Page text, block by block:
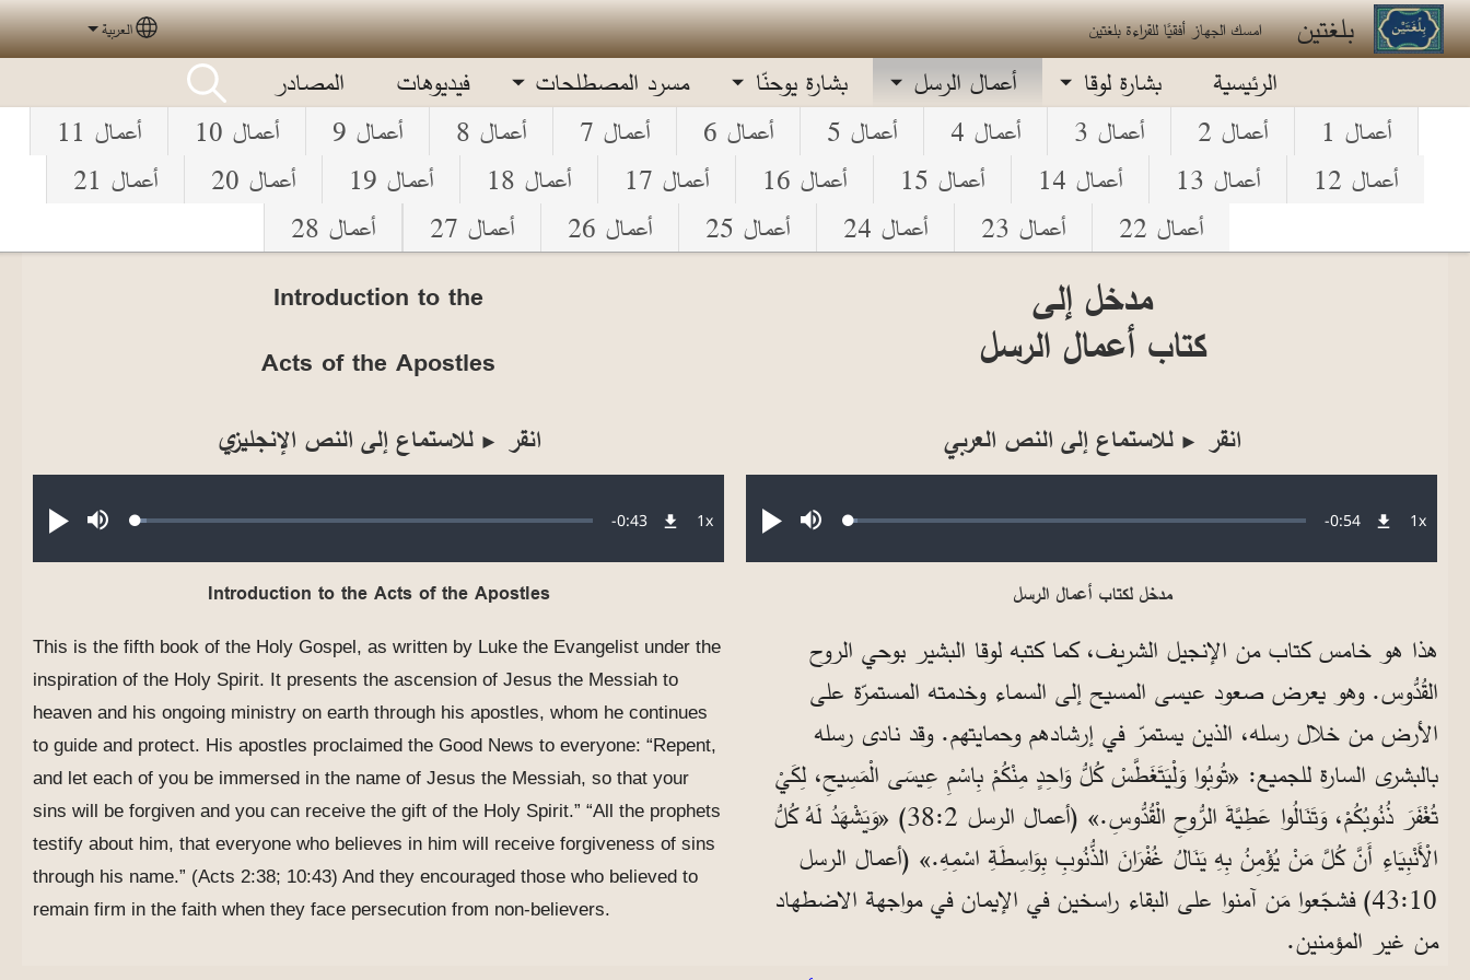
تجاوز إلى المحتوى الرئيسي
بلغتين امسك الجهاز أفقيًا للقراءة بلغتين your language
العربية
الرئيسية بشارة لوقا
أعمال الرسل
أعمال 1
أعمال 2 أعمال 3 أعمال 4 أعمال 5 أعمال 6 أعمال 7 أعمال 8 أعمال 9 أعمال 10
أعمال 11
أعمال 12
أعمال 13 أعمال 14 أعمال 15 أعمال 16 أعمال 17 أعمال 18 أعمال 19 أعمال 20
أعمال 21
أعمال 22
أعمال 23 أعمال 24 أعمال 25 أعمال 26 أعمال 27 أعمال 28
بشارة يوحنّا مسرد المصطلحات فيديوهات المصادر
مدخل إلى
كتاب أعمال الرسل
Introduction to the
Acts of the Apostles
انقر ►للاستماع إلى النص العربي
تشغيلصامتLoaded: Remaining
Time
-0:54 1xمعدل
مدخل لكتاب أعمال الرسل
انقر ►للاستماع إلى النص الإنجليزي
تشغيلصامتLoaded: Remaining
Time
-0:43 1xمعدل
Introduction to the Acts of the Apostles
هذا هو خامس كتاب من الإنجيل الشريف، كما كتبه لوقا البشير بوحي الروح
القُدُّوس. وهو يعرض صعود عيسى المسيح إلى السماء وخدمته المستمرّة على
الأرض من خلال رسله، الذين يستمرّ في إرشادهم وحمايتهم. وقد نادى رسله
بالبشرى السارة للجميع: «تُوبُوا وَلْيَتَغَطَّسْ كُلُّ وَاحِدٍ مِنْكُمْ بِاسْمِ عِيسَى الْمَسِيحِ، لِكَيْ
تُغْفَرَ ذُنُوبُكُمْ، وَتَنَالُوا عَطِيَّةَ الرُّوحِ الْقُدُّوسِ.» (أعمال الرسل 2‏:38) «وَيَشْهَدُ لَهُ كُلُّ
الْأَنْبِيَاءِ أَنَّ كُلَّ مَنْ يُؤْمِنُ بِهِ يَنَالُ غُفْرَانَ الذُّنُوبِ بِوَاسِطَةِ اسْمِهِ.» (أعمال الرسل
10‏:43) فشجّعوا مَن آمنوا على البقاء راسخين في الإيمان في مواجهة الاضطهاد
من غير المؤمنين.
This is the fifth book of the Holy Gospel, as written by Luke the Evangelist under the
inspiration of the Holy Spirit. It presents the ascension of Jesus the Messiah to
heaven and his ongoing ministry on earth through his apostles, whom he continues
to guide and protect. His apostles proclaimed the Good News to everyone: “Repent,
and let each of you be immersed in the name of Jesus the Messiah, so that your
sins will be forgiven and you can receive the gift of the Holy Spirit.” “All the prophets
testify about him, that everyone who believes in him will receive forgiveness of sins
through his name.” (Acts 2:38; 10:43) And they encouraged those who believed to
remain firm in the faith when they face persecution from non-believers.